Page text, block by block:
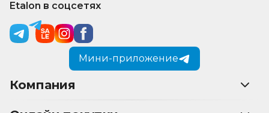
Etalon в соцсетях
Мини-приложение
Компания